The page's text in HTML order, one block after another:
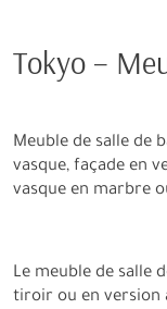
Tokyo –
Meuble de salle de
vasque, façade en
vasque en marbre
Le meuble de salle
tiroir ou en version